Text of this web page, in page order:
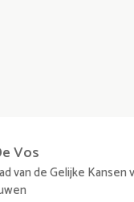
Vos
van de Gelijke Kansen